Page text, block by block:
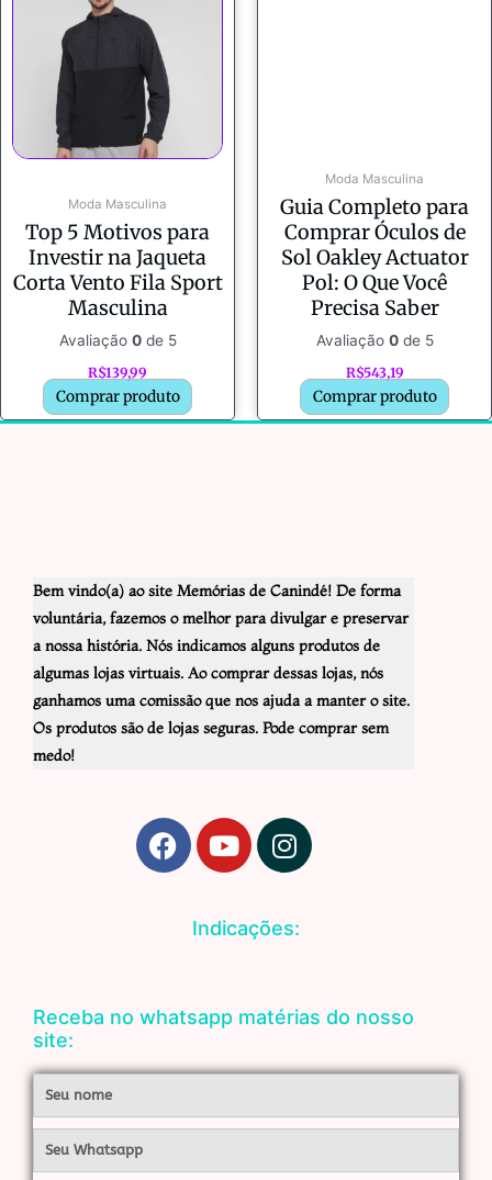
Moda Masculina
Top 5 Motivos para
Investir na Jaqueta
Corta Vento Fila Sport
Masculina
Avaliação 0de 5
R$139,99
Comprar produto
Moda Masculina
Guia Completo para
Comprar Óculos de
Sol Oakley Actuator
Pol: O Que Você
Precisa Saber
Avaliação 0de 5
R$543,19
Comprar produto
Bem vindo(a) ao site Memórias de Canindé! De forma
voluntária, fazemos o melhor para divulgar e preservar
a nossa história. Nós indicamos alguns produtos de
algumas lojas virtuais. Ao comprar dessas lojas, nós
ganhamos uma comissão que nos ajuda a manter o site.
Os produtos são de lojas seguras. Pode comprar sem
medo!
F
a
k
Y
o
t
u
I
n
a
a
Indicações:
Receba no whatsapp matérias do nosso
site:
Nome
Whatsapp